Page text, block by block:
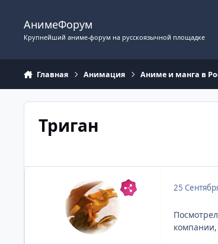
АнимеФорум
Крупнейший аниме-форум на русскоязычной площадке
Главная Анимация Аниме и манга в
Триган
25